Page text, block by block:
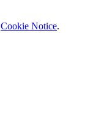
Cookie Notice.